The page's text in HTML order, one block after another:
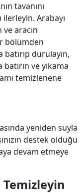
tavanını
ilerleyin. Arabayı
aracın
bölümden
durulayın,
ve yıkama
temizlenene
yeniden suyla
destek olduğu
devam etmeye
Temizleyin